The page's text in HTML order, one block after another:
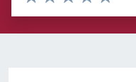
Valuta
Valuta 4
Valuta 3 stelle
Valuta 2 stelle su 5
Valuta 1 stelle su 5